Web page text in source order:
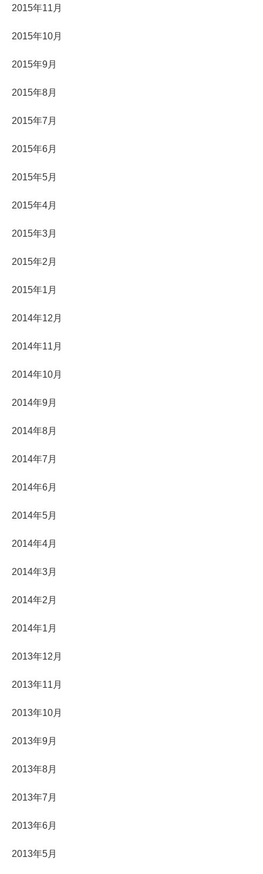
2015年11月
2015年10月
2015年9月
2015年8月
2015年7月
2015年6月
2015年5月
2015年4月
2015年3月
2015年2月
2015年1月
2014年12月
2014年11月
2014年10月
2014年9月
2014年8月
2014年7月
2014年6月
2014年5月
2014年4月
2014年3月
2014年2月
2014年1月
2013年12月
2013年11月
2013年10月
2013年9月
2013年8月
2013年7月
2013年6月
2013年5月